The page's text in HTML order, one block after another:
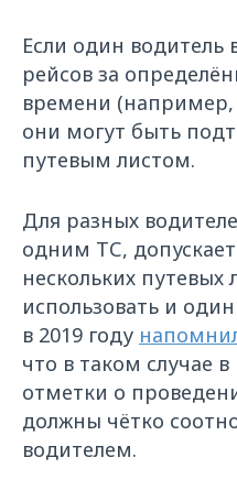
Если один водитель
рейсов за
времени (например,
они могут быть
путевым листом.
Для разных
одним ТС,
нескольких
использовать и
в 2019 году
что в таком случае
отметки о
должны чётко
водителем.